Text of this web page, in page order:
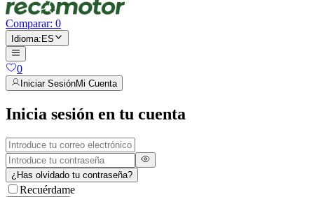
Comparar: 0
Idioma:ES
0
Iniciar SesiónMi Cuenta
Inicia sesión en tu cuenta
¿Has olvidado tu contraseña?
Recuérdame